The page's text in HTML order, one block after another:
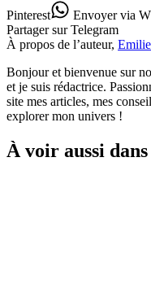
Pinterest
Envoyervia
Partagersur Telegram
À propos de l’auteur, Emilie
Bonjour et bienvenue sur
et je suis rédactrice.
site mes articles, mes
explorer mon univers !
À voir aussi